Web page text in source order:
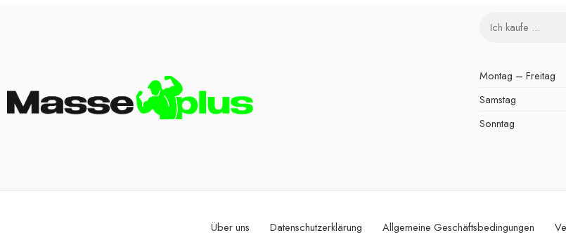
Montag – Freitag
Samstag
Sonntag
Über uns Datenschutzerklärung Allgemeine Geschäftsbedingungen